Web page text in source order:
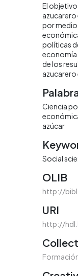
El
azucarero
por medio
políticas
economía
de los
Ciencia
azúcar
Social
OLIB
http://
URI
http://